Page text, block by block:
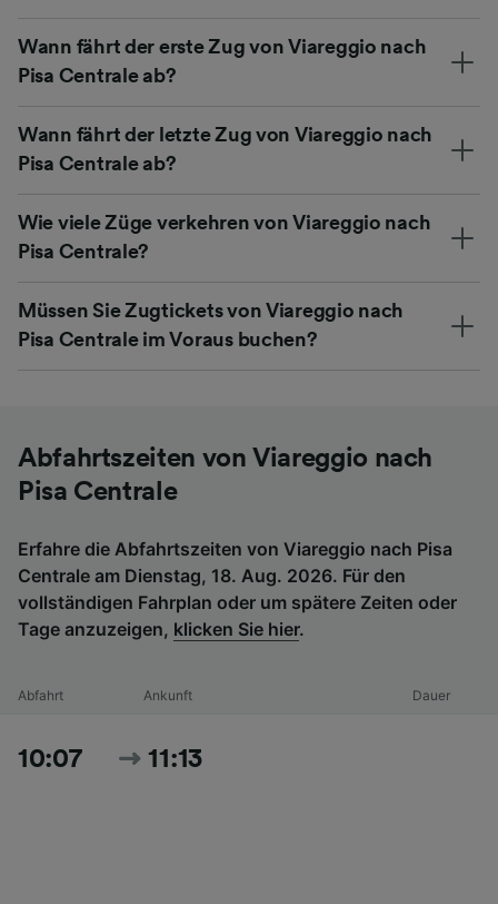
Wann fährt der erste Zug von Viareggio nach
Pisa Centrale ab?
Wann fährt der letzte Zug von Viareggio nach
Pisa Centrale ab?
Wie viele Züge verkehren von Viareggio nach
Pisa Centrale?
Müssen Sie Zugtickets von Viareggio nach
Pisa Centrale im Voraus buchen?
Abfahrtszeiten von Viareggio nach
Pisa Centrale
Erfahre die Abfahrtszeiten von Viareggio nach Pisa
Centrale am Dienstag, 18. Aug. 2026. Für den
vollständigen Fahrplan oder um spätere Zeiten oder
Tage anzuzeigen, klicken Sie hier.
Abfahrt Ankunft Dauer
10:07 11:13